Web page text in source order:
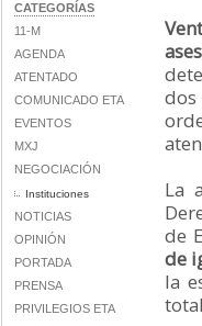
CATEGORÍAS
11-M
AGENDA
ATENTADO
COMUNICADO ETA
EVENTOS
MXJ
NEGOCIACIÓN
Instituciones
NOTICIAS
OPINIÓN
PORTADA
PRENSA
PRIVILEGIOS ETA
La
de
de
la